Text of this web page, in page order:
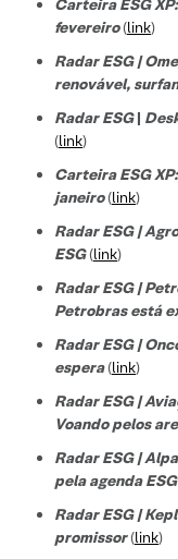
Carteira ESG
fevereiro(link)
Radar ESG |
renovável,
Radar ESG|
(link)
Carteira ESG
janeiro(link)
Radar ESG |
ESG(link)
Radar ESG |
Petrobras está
Radar ESG |
espera(link)
Radar ESG |
Voando pelos
Radar ESG |
pela agenda ESG
Radar ESG |
promissor(link)